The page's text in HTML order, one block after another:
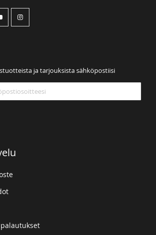
ja tarjouksista sähköpostiisi